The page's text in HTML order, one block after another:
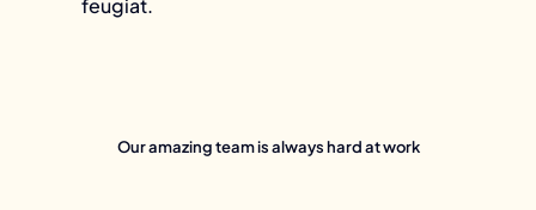
feugiat.
Our amazing team is always hard at work